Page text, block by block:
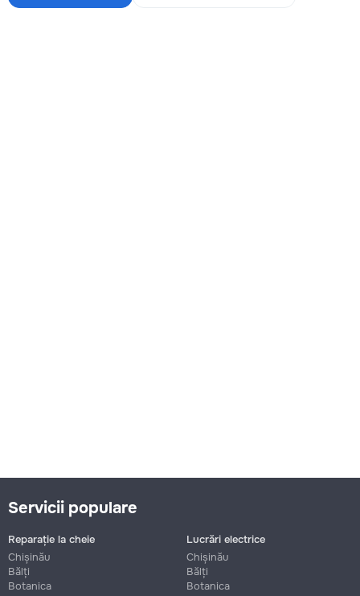
Servicii populare
Reparație la cheie
Chișinău
Bălți
Botanica
Lucrări electrice
Chișinău
Bălți
Botanica